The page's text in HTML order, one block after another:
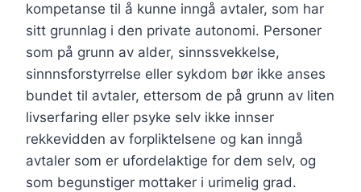
kompetanse til å kunne inngå avtaler, som har
sitt grunnlag i den private autonomi. Personer
som på grunn av alder, sinnssvekkelse,
sinnnsforstyrrelse eller sykdom bør ikke anses
bundet til avtaler, ettersom de på grunn av liten
livserfaring eller psyke selv ikke innser
rekkevidden av forpliktelsene og kan inngå
avtaler som er ufordelaktige for dem selv, og
som begunstiger mottaker i urimelig grad.